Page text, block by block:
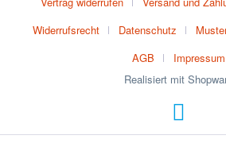
Widerrufsrecht
Datenschutz
AGB
Impressum
Realisiert mit